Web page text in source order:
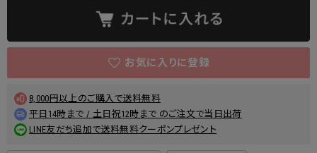
8,000円以上のご購入で送料無料
平日14時まで / 土日祝12時まで のご注文で当日出荷
LINE友だち追加で送料無料クーポンプレゼント